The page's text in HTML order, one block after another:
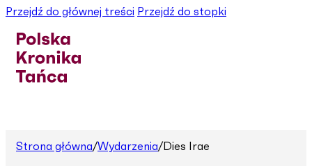
Przejdź do głównej treści Przejdź do stopki
Strona główna/Wydarzenia/Dies Irae